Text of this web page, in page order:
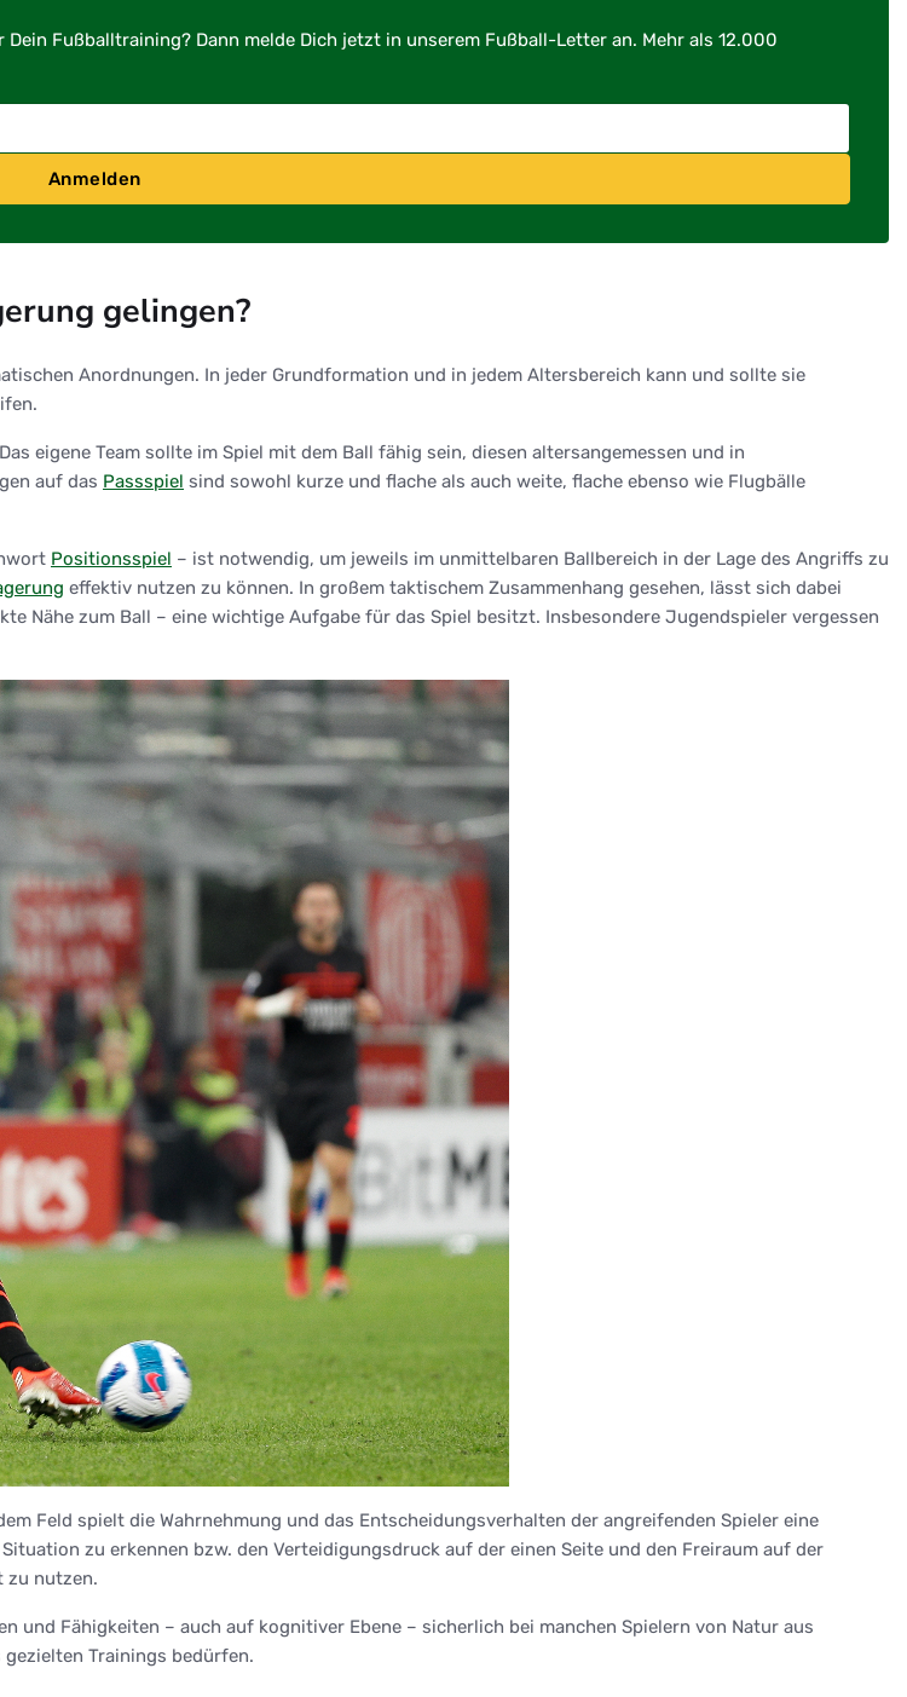
Fußballtraining? Dann melde Dich jetzt in unserem Fußball-Letter an. Mehr als 12.000
Anmelden
gelingen?
Anordnungen. In jeder Grundformation und in jedem Altersbereich kann und sollte sie
eigene Team sollte im Spiel mit dem Ball fähig sein, diesen altersangemessen und in
auf das Passspiel sind sowohl kurze und flache als auch weite, flache ebenso wie Flugbälle
Positionsspiel – ist notwendig, um jeweils im unmittelbaren Ballbereich in der Lage des Angriffs zu
effektiv nutzen zu können. In großem taktischem Zusammenhang gesehen, lässt sich dabei
Nähe zum Ball – eine wichtige Aufgabe für das Spiel besitzt. Insbesondere Jugendspieler vergessen
Feld spielt die Wahrnehmung und das Entscheidungsverhalten der angreifenden Spieler eine
zu erkennen bzw. den Verteidigungsdruck auf der einen Seite und den Freiraum auf der
zu nutzen.
und Fähigkeiten – auch auf kognitiver Ebene – sicherlich bei manchen Spielern von Natur aus
Trainings bedürfen.